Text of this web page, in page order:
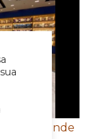
de estande